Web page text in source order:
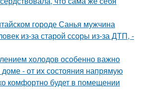
городе Санья мужчина
из-за старой ссоры из-за ДТП, -
холодов особенно важно
доме - от их состояния напрямую
комфортно будет в помещении